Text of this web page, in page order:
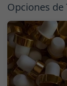
Opciones de